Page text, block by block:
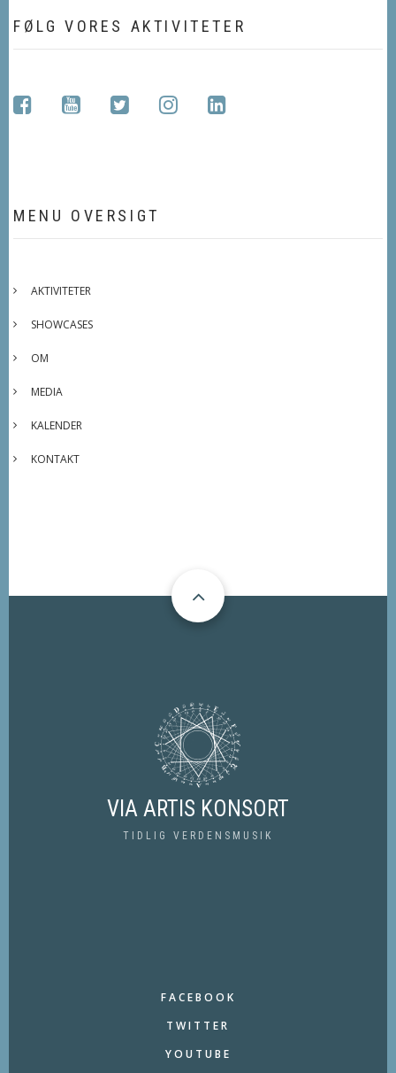
FØLG VORES AKTIVITETER
facebookyoutubetwitterinstagramlinkedin
MENU OVERSIGT
AKTIVITETER
SHOWCASES
OM
MEDIA
KALENDER
KONTAKT
VIA ARTIS KONSORT
TIDLIG VERDENSMUSIK
FACEBOOK
TWITTER
YOUTUBE